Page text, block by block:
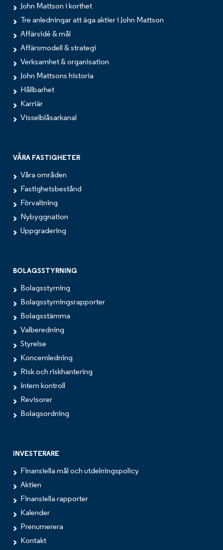
John Mattson i korthet
Tre anledningar att äga aktier i John Mattson
Affärsidé & mål
Affärsmodell & strategi
Verksamhet & organisation
John Mattsons historia
Hållbarhet
Karriär
Visselblåsarkanal
VÅRA FASTIGHETER
Våra områden
Fastighetsbestånd
Förvaltning
Nybyggnation
Uppgradering
BOLAGSSTYRNING
Bolagsstyrning
Bolagsstyrningsrapporter
Bolagsstämma
Valberedning
Styrelse
Koncernledning
Risk och riskhantering
Intern kontroll
Revisorer
Bolagsordning
INVESTERARE
Finansiella mål och utdelningspolicy
Aktien
Finansiella rapporter
Kalender
Prenumerera
Kontakt